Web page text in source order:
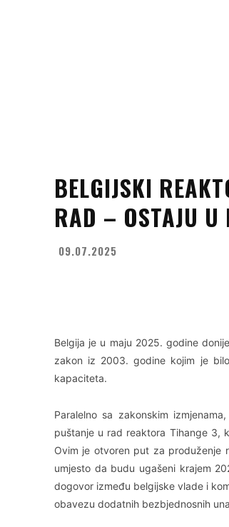
BELGIJSKI
RAD – OSTAJU
09.07.2025
Belgija je u maju 2025. godine
zakon iz 2003. godine kojim je
kapaciteta.
Paralelno sa zakonskim
puštanje u rad reaktora Tihange 3,
Ovim je otvoren put za
umjesto da budu ugašeni krajem
dogovor između belgijske vlade i
obavezu dodatnih bezbjednosnih